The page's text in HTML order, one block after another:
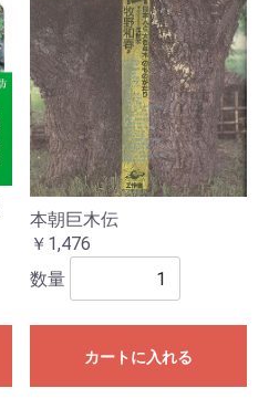
本朝巨木伝
￥1,476
数量
カートに入れる